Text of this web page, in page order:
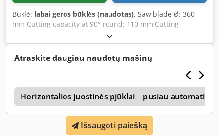
Būklė: labai geros būklės (naudotas), Saw blade Ø: 360
mm Cutting capacity at 90° round: 110 mm Cutting
capacity at 90° rectangular: 110 x 400 mm Cedpfov D Hzkox
Ad Njrf Mitre cutting capacity at 45° round: 110 mm Mitre
cutting capacity at 45° rectangular: 110 x 280 mm Cutting
speed: 16 - 50 m/min Drive motor: 380 V, approx. 1.5/2 kW
approx. 1000 kg
Atraskite daugiau naudotų mašinų
Horizontalios juostinės pjūklai – pusiau
Išsaugoti paiešką